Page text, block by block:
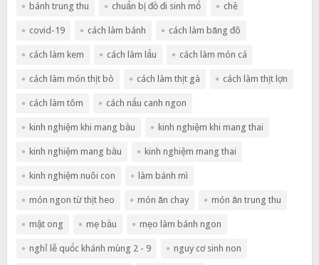
bánh trung thu chuẩn bị đồ đi sinh mổ chè
covid-19 cách làm bánh cách làm băng đô
cách làm kem cách làm lẩu cách làm món cá
cách làm món thịt bò cách làm thịt gà cách làm thịt lợn
cách làm tôm cách nấu canh ngon
kinh nghiệm khi mang bầu kinh nghiệm khi mang thai
kinh nghiệm mang bầu kinh nghiệm mang thai
kinh nghiệm nuôi con làm bánh mì
món ngon từ thịt heo món ăn chay món ăn trung thu
mật ong mẹ bầu mẹo làm bánh ngon
nghỉ lễ quốc khánh mùng 2 - 9 nguy cơ sinh non